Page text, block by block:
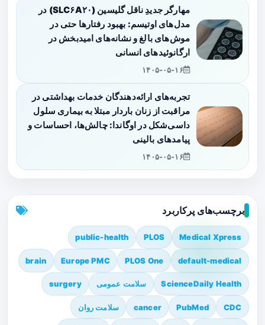
مهارگر جدیدِ ناقل گلیسین (SLC۶A۲۰) در
مدل‌های اوتیسم: بهبود رفتارها حتی در
موش‌های بالغ و نشانه‌های امیدبخش در
ارگانوئیدهای انسانی
۱۴۰۵-۰۵-۱۶
تجربه‌های ارائه‌دهندگان خدمات بهداشتی در
مراقبت از زنان باردار مبتلا به بیماری سلول
داسی‌شکل در اوگاندا: چالش‌ها، احساسات و
پیامدهای بالینی
۱۴۰۵-۰۵-۱۶
برچسب‌های پرکاربرد
Medical Xpress
PLOS
public-health
default-medical
PLOS One
Europe PMC
brain
ScienceDaily Health سلامت عمومی surgery
CDC
PubMed
cancer سلامت روان